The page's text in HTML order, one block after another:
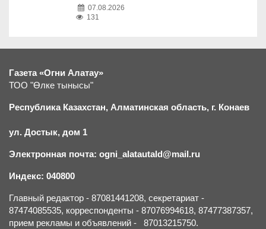
07.08.2026
131
Газета «Огни Алатау»
ТОО "Өлке тынысы"
Республика Казахстан, Алматинская область, г. Конаев
ул. Достык, дом 1
Электронная почта: ogni_alatautald@mail.ru
Индекс: 040800
Главный редактор - 87081441208, секретариат -
87474085535, корреспонденты - 87076994618, 87477387357,
прием рекламы и объявлений - 87013215750.